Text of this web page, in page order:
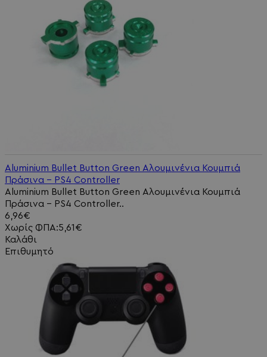
Aluminium Bullet Button Green Αλουμινένια Κουμπιά
Πράσινα - PS4 Controller
Aluminium Bullet Button Green Αλουμινένια Κουμπιά
Πράσινα - PS4 Controller..
6,96€
Χωρίς ΦΠΑ:5,61€
Καλάθι
Επιθυμητό